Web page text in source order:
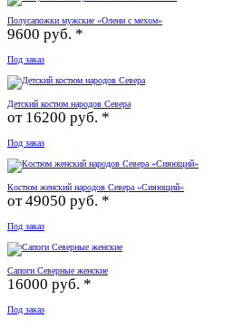
Полусапожки мужские «Олени с мехом»
9600 руб. *
Под заказ
Детский костюм народов Севера
от 16200 руб. *
Под заказ
Костюм женский народов Севера «Сияющий»
от49050 руб. *
Под заказ
Сапоги Северные женские
16000 руб. *
Под заказ